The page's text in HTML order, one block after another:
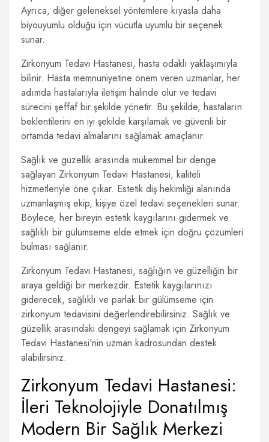
Ayrıca, diğer geleneksel yöntemlere kıyasla daha
biyouyumlu olduğu için vücutla uyumlu bir seçenek
sunar.
Zirkonyum Tedavi Hastanesi, hasta odaklı yaklaşımıyla
bilinir. Hasta memnuniyetine önem veren uzmanlar, her
adımda hastalarıyla iletişim halinde olur ve tedavi
sürecini şeffaf bir şekilde yönetir. Bu şekilde, hastaların
beklentilerini en iyi şekilde karşılamak ve güvenli bir
ortamda tedavi almalarını sağlamak amaçlanır.
Sağlık ve güzellik arasında mükemmel bir denge
sağlayan Zirkonyum Tedavi Hastanesi, kaliteli
hizmetleriyle öne çıkar. Estetik diş hekimliği alanında
uzmanlaşmış ekip, kişiye özel tedavi seçenekleri sunar.
Böylece, her bireyin estetik kaygılarını gidermek ve
sağlıklı bir gülümseme elde etmek için doğru çözümleri
bulması sağlanır.
Zirkonyum Tedavi Hastanesi, sağlığın ve güzelliğin bir
araya geldiği bir merkezdir. Estetik kaygılarınızı
giderecek, sağlıklı ve parlak bir gülümseme için
zirkonyum tedavisini değerlendirebilirsiniz. Sağlık ve
güzellik arasındaki dengeyi sağlamak için Zirkonyum
Tedavi Hastanesi'nin uzman kadrosundan destek
alabilirsiniz.
Zirkonyum Tedavi Hastanesi:
İleri Teknolojiyle Donatılmış
Modern Bir Sağlık Merkezi